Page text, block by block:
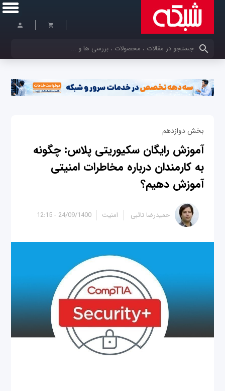
کلمات کلیدی خود را وارد کنید
بخش دوازدهم
آموزش رایگان سکیوریتی پلاس: چگونه
به کارمندان درباره مخاطرات امنیتی
آموزش دهیم؟
24/09/1400 - 12:15 حمیدرضا تائبی امنیت